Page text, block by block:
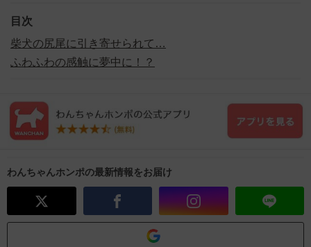
目次
柴犬の尻尾に引き寄せられて…
ふわふわの感触に夢中に！？
わんちゃんホンポの最新情報をお届け